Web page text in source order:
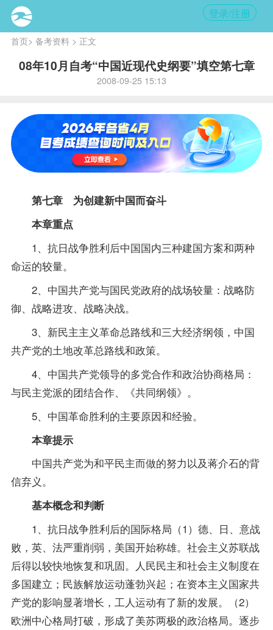
登录/注册
首页> 备考资料> 正文
08年10月自考“中国近现代史纲要”填空第七章
2008-09-25 15:13
第七章 为创建新中国而奋斗
本章重点
1、抗日战争胜利后中国国内三种建国方案和两种
命运的较量。
2、中国共产党与国民党政府的战场较量：战略防
御、战略进攻、战略决战。
3、新民主主义革命总路线和三大经济纲领，中国
共产党的土地改革总路线和政策。
4、中国共产党领导的多党合作和政治协商格局：
与民主党派的团结合作、《共同纲领》。
5、中国革命胜利的主要原因和经验。
本章提示
中国共产党为和平民主而做的努力以及蒋介石的背
信弃义。
基本概念和判断
1、抗日战争胜利后的国际格局（1）德、日、意战
败，英、法严重削弱，美国开始称雄。社会主义苏联战
后得以较快地恢复和巩固。人民民主和社会主义制度在
多国建立；民族解放运动蓬勃兴起；在资本主义国家共
产党的影响显著增长，工人运动有了新的发展。（2）
欧洲中心格局打破，形成了美苏两极的政治格局。逐步